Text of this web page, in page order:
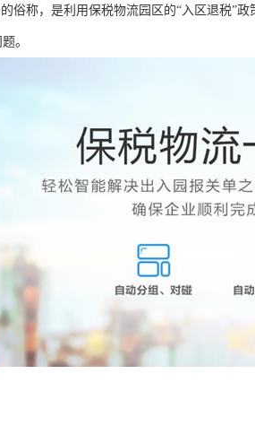
俗称，是利用保税物流园区的“入区退税”
。